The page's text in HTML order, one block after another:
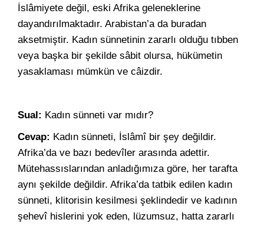
İslâmiyete değil, eski Afrika geleneklerine
dayandırılmaktadır. Arabistan’a da buradan
aksetmiştir. Kadın sünnetinin zararlı olduğu tıbben
veya başka bir şekilde sâbit olursa, hükümetin
yasaklaması mümkün ve câizdir.
Sual: Kadın sünneti var mıdır?
Cevap: Kadın sünneti, İslâmî bir şey değildir.
Afrika’da ve bazı bedevîler arasında adettir.
Mütehassıslarından anladığımıza göre, her tarafta
aynı şekilde değildir. Afrika’da tatbik edilen kadın
sünneti, klitorisin kesilmesi şeklindedir ve kadının
şehevî hislerini yok eden, lüzumsuz, hatta zararlı